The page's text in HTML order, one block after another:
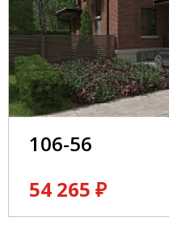
106-56
54 265 ₽